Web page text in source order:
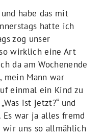
habe das mit
hatte ich
zog unser
wirklich eine Art
da am Wochenende
mein Mann war
einmal ein Kind zu
ist jetzt?“ und
war ja alles fremd
wir uns so allmählich